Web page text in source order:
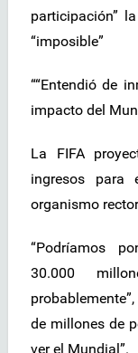
participación”
“imposible”
““Entendió de
impacto del
La FIFA
ingresos
organismo
“Podríamos
30.000
de millones de
ver el Mundial”.